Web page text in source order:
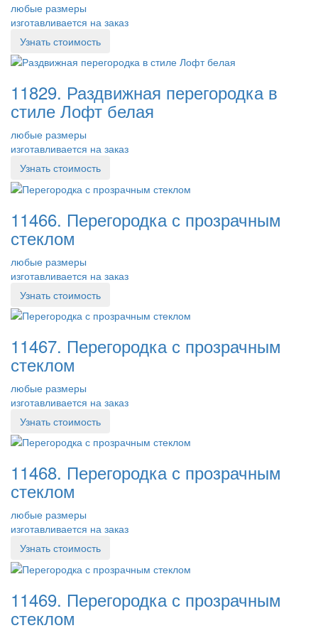
любые размеры
изготавливается на заказ
Узнать стоимость
11829. Раздвижная перегородка в
стиле Лофт белая
любые размеры
изготавливается на заказ
Узнать стоимость
11466. Перегородка с прозрачным
стеклом
любые размеры
изготавливается на заказ
Узнать стоимость
11467. Перегородка с прозрачным
стеклом
любые размеры
изготавливается на заказ
Узнать стоимость
11468. Перегородка с прозрачным
стеклом
любые размеры
изготавливается на заказ
Узнать стоимость
11469. Перегородка с прозрачным
стеклом